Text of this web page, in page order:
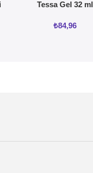
Tessa Gel 32 ml
₺84,96